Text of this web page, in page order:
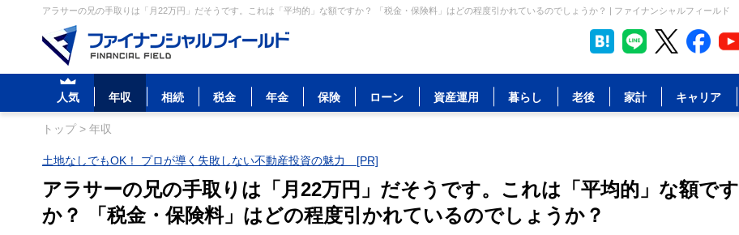
アラサーの兄の手取りは「月22万円」だそうです。これは「平均的」な額ですか？ 「税金・保険料」はどの程度引かれているのでしょうか？ | ファイナンシャルフィールド
人気 年収 相続 税金 年金 保険 ローン 資産運用 暮らし 老後 家計 キャリア
トップ> 年収
土地なしでもOK！ プロが導く失敗しない不動産投資の魅力 [PR]
アラサーの兄の手取りは「月22万円」だそうです。これは「平均的」な額です
か？ 「税金・保険料」はどの程度引かれているのでしょうか？